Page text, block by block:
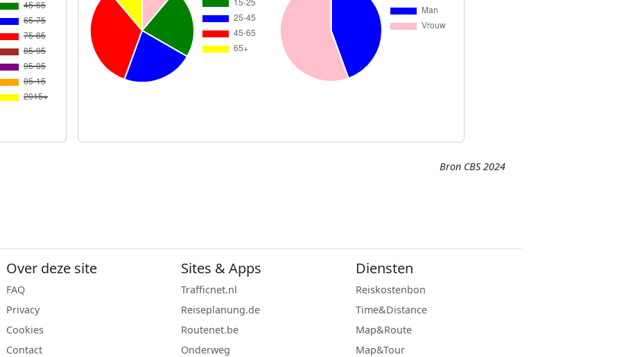
Bron CBS 2024
Over deze site
FAQ
Privacy
Cookies
Contact
Sites & Apps
Trafficnet.nl
Reiseplanung.de
Routenet.be
Onderweg
Diensten
Reiskostenbon
Time&Distance
Map&Route
Map&Tour